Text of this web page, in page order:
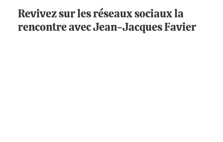
Revivez sur les réseaux sociaux la
rencontre avec Jean-Jacques Favier